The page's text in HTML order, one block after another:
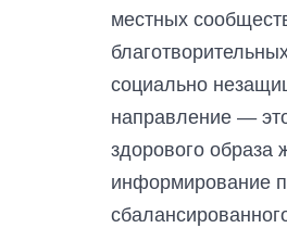
местных
социально
направление —
здорового образа
информирование